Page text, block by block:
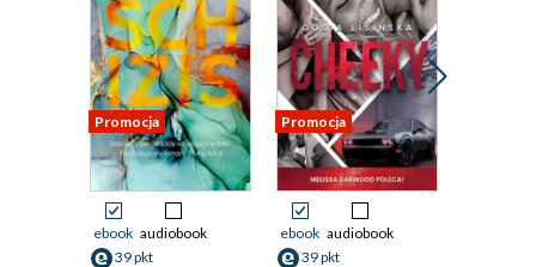
PRZYPISY
OD AUTORKI
Promocja
ebook audiobook
39 pkt
Promocja
ebook audiobook
39 pkt